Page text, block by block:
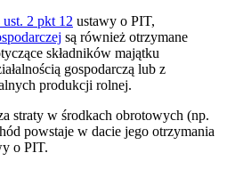
ust. 2 pkt 12 ustawy o PIT,
są również otrzymane
składników majątku
gospodarczą lub z
produkcji rolnej.
straty w środkach obrotowych (np.
powstaje w dacie jego otrzymania
o PIT.